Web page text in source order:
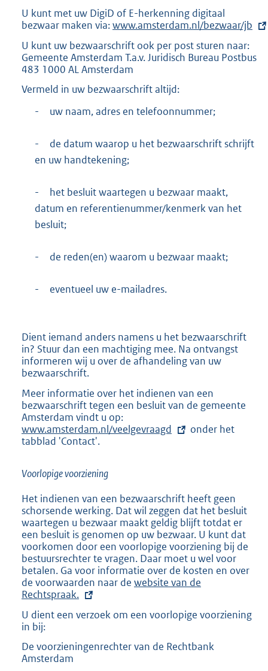
U kunt met uw DigiD of E-herkenning digitaal
bezwaar maken via:E
t
e
r
n
e
l
k
:
www.amsterdam.nl/bezwaar/jb
U kunt uw bezwaarschrift ook per post sturen naar:
Gemeente Amsterdam T.a.v. Juridisch Bureau Postbus
483 1000 AL Amsterdam
Vermeld in uw bezwaarschrift altijd:
-
uw naam, adres en telefoonnummer;
-
de datum waarop u het bezwaarschrift schrijft
en uw handtekening;
-
het besluit waartegen u bezwaar maakt,
datum en referentienummer/kenmerk van het
besluit;
- de reden(en) waarom u bezwaar maakt;
- eventueel uw e-mailadres.
Dient iemand anders namens u het bezwaarschrift
in? Stuur dan een machtiging mee. Na ontvangst
informeren wij u over de afhandeling van uw
bezwaarschrift.
Meer informatie over het indienen van een
bezwaarschrift tegen een besluit van de gemeente
Amsterdam vindt u op:
x
l
i
n
k
:
www.amsterdam.nl/veelgevraagd
onder het
tabblad 'Contact'.
Voorlopige voorziening
Het indienen van een bezwaarschrift heeft geen
schorsende werking. Dat wil zeggen dat het besluit
waartegen u bezwaar maakt geldig blijft totdat er
een besluit is genomen op uw bezwaar. U kunt dat
voorkomen door een voorlopige voorziening bij de
bestuursrechter te vragen. Daar moet u wel voor
betalen. Ga voor informatie over de kosten en over
de voorwaarden naar de E
e
n
e
website van de
Rechtspraak.
U dient een verzoek om een voorlopige voorziening
in bij:
De voorzieningenrechter van de Rechtbank
Amsterdam